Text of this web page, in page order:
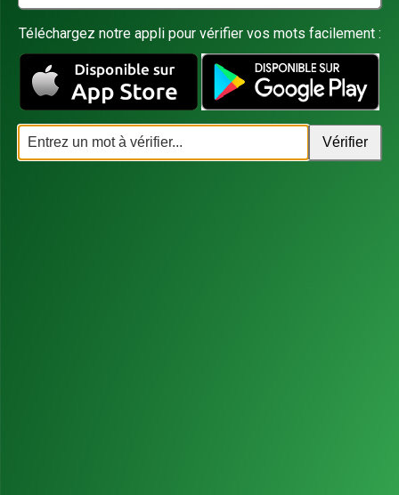
Téléchargez notre appli pour vérifier vos mots facilement :